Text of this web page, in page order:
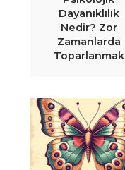
Dayanıklılık
Nedir? Zor
Zamanlarda
Toparlanmak